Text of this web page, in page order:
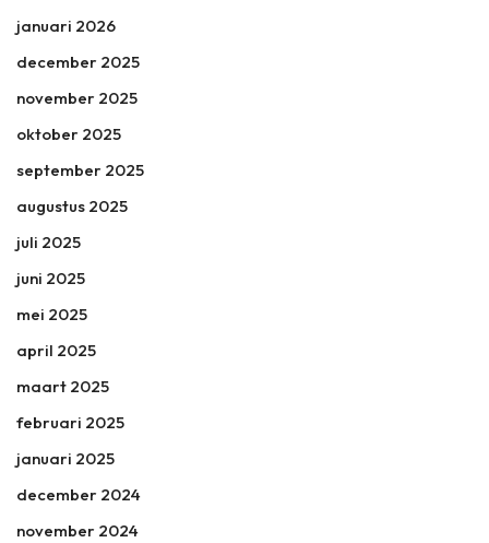
januari 2026
december 2025
november 2025
oktober 2025
september 2025
augustus 2025
juli 2025
juni 2025
mei 2025
april 2025
maart 2025
februari 2025
januari 2025
december 2024
november 2024